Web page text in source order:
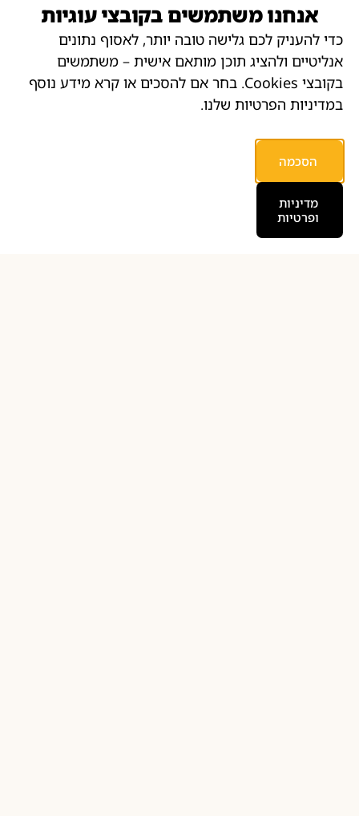
יצירת קשר
לשירות, תמיכה, והזמנות:
זמינים בוואטסאפ ובפייסבוק
בימים א’ – ה’ למעט חגים
אנחנו משתמשים בקובצי עוגיות
כדי להעניק לכם גלישה טובה יותר, לאסוף נתונים
אנליטיים ולהציג תוכן מותאם אישית – משתמשים
בקובצי Cookies. בחר אם להסכים או קרא מידע נוסף
במדיניות הפרטיות שלנו.
הסכמה
מדיניות
ופרטיות